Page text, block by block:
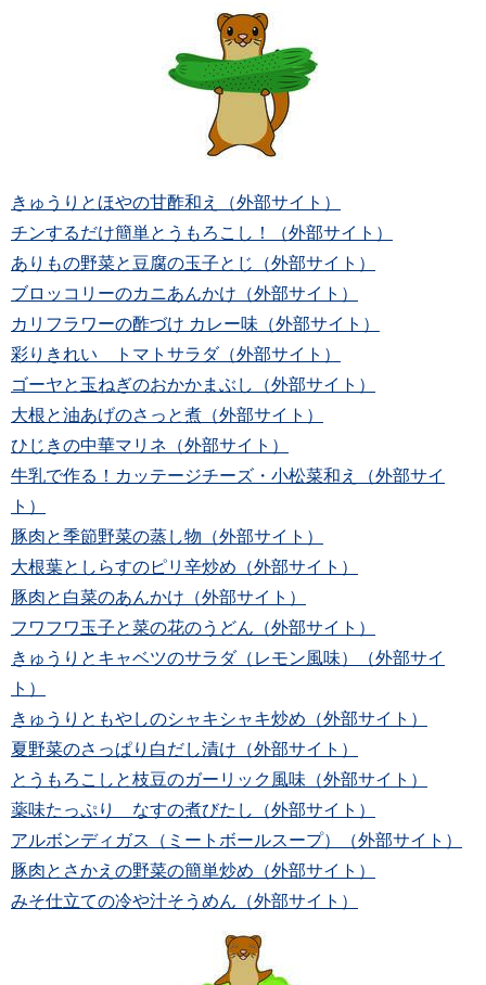
きゅうりとほやの甘酢和え（外部サイト）
チンするだけ簡単とうもろこし！（外部サイト）
ありもの野菜と豆腐の玉子とじ（外部サイト）
ブロッコリーのカニあんかけ（外部サイト）
カリフラワーの酢づけ カレー味（外部サイト）
彩りきれい トマトサラダ（外部サイト）
ゴーヤと玉ねぎのおかかまぶし（外部サイト）
大根と油あげのさっと煮（外部サイト）
ひじきの中華マリネ（外部サイト）
牛乳で作る！カッテージチーズ・小松菜和え（外部サイ
ト）
豚肉と季節野菜の蒸し物（外部サイト）
大根葉としらすのピリ辛炒め（外部サイト）
豚肉と白菜のあんかけ（外部サイト）
フワフワ玉子と菜の花のうどん（外部サイト）
きゅうりとキャベツのサラダ（レモン風味）（外部サイ
ト）
きゅうりともやしのシャキシャキ炒め（外部サイト）
夏野菜のさっぱり白だし漬け（外部サイト）
とうもろこしと枝豆のガーリック風味（外部サイト）
薬味たっぷり なすの煮びたし（外部サイト）
アルボンディガス（ミートボールスープ）（外部サイト）
豚肉とさかえの野菜の簡単炒め（外部サイト）
みそ仕立ての冷や汁そうめん（外部サイト）